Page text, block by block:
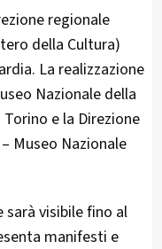
regionale
della Cultura)
La realizzazione
Nazionale della
e la Direzione
Museo Nazionale
visibile fino al
manifesti e